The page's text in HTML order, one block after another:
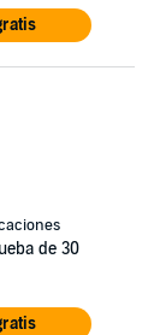
de 30